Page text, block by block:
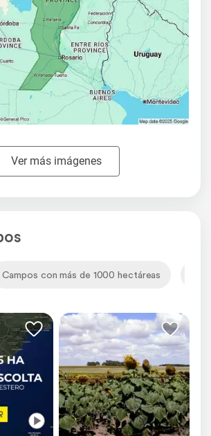
Ver más imágenes
Campos con más de 1000 hectáreas